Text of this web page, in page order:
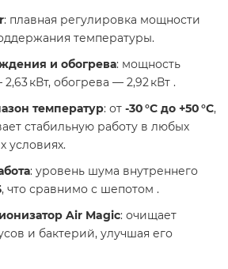
: плавная регулировка мощности
температуры.
и обогрева: мощность
кВт, обогрева — 2,92 кВт .
температур: от -30 °C до +50 °C,
стабильную работу в любых
условиях.
: уровень шума внутреннего
, что сравнимо с шепотом .
Air Magic: очищает
и бактерий, улучшая его